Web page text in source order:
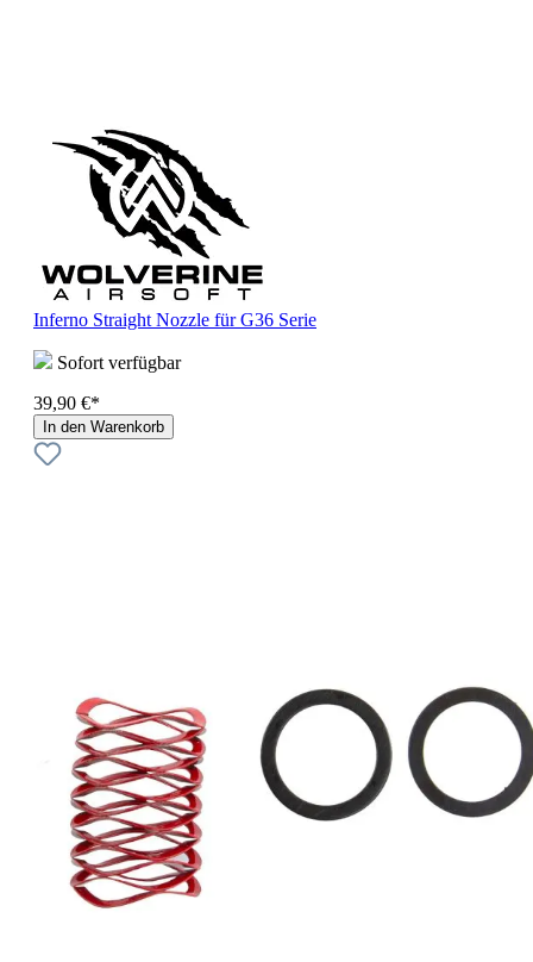
Inferno Straight Nozzle für G36 Serie
Sofort verfügbar
39,90 €*
In den Warenkorb